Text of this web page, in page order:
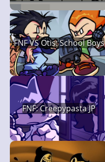
FNF VS Otis: School Boys
FNF: Creepypasta JP